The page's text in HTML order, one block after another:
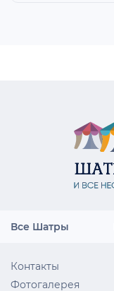
Все Шатры
Контакты
Фотогалерея